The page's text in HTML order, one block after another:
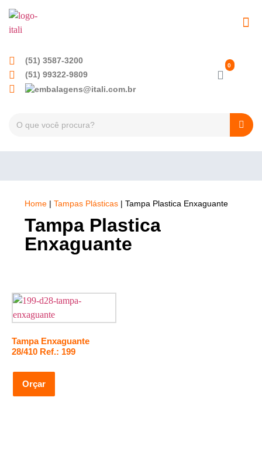
(51) 3587-3200
(51) 99322-9809
Home |Tampas Plásticas |Tampa Plastica Enxaguante
Tampa Plastica
Enxaguante
Tampa Enxaguante
28/410 Ref.: 199
Orçar